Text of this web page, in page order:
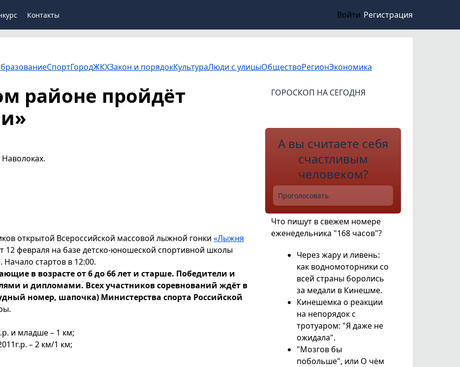
Контакты Войти Регистрация
СпортГородЖКХЗакон и порядокКультураЛюди с улицыОбществоРегионЭкономика
районе пройдёт
открытой Всероссийской массовой лыжной гонки «Лыжня
12 февраля на базе детско-юношеской спортивной школы
Начало стартов в 12:00.
в возрасте от 6 до 66 лет и старше. Победители и
и дипломами. Всех участников соревнований ждёт в
номер, шапочка) Министерства спорта Российской
и младше – 1 км;
– 2 км/1 км;
ГОРОСКОП НА СЕГОДНЯ
А вы считаете себя
счастливым
человеком?
Проголосовать
Что пишут в свежем номере
еженедельника "168 часов"?
Через жару и ливень:
как водномоторники со
всей страны боролись
за медали в Кинешме.
Кинешемка о реакции
на непорядок с
тротуаром: "Я даже не
ожидала".
"Мозгов бы
побольше", или О чём